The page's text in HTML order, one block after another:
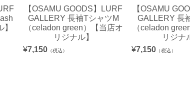
【OSAMU GOODS】LURF
GALLERY 長袖TシャツM
（celadon green）【当店オ
リジナル】
¥7,150 （税込）
【OSAMU
GALLERY 長
（celadon
リジナ
¥7,150 （税込）